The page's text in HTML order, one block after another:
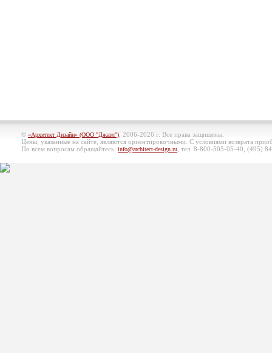
© «Архитект Дизайн» (ООО "Джазл") , 2006-2026 г. Все права защищены.
Цены, указанные на сайте, являются ориентировочными. С условиями возврата
По всем вопросам обращайтесь: info@architect-design.ru , тел. 8-800-505-05-40, (495)